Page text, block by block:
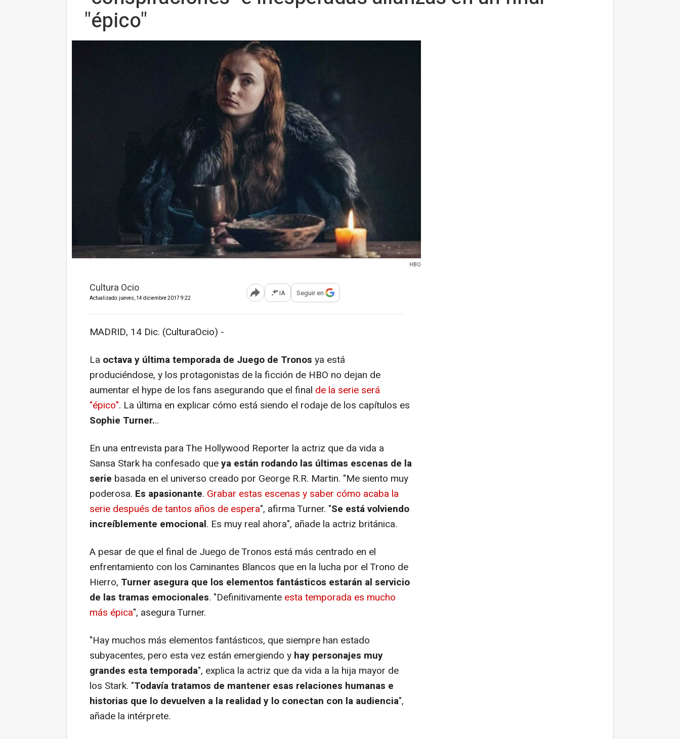
"épico"
HBO
Cultura Ocio
Actualizado: jueves, 14 diciembre 2017 9:22 Abrir opciones para compartir
IA Seguir en
MADRID, 14 Dic. (CulturaOcio) -
La octava y última temporada de Juego de Tronos ya está
produciéndose, y los protagonistas de la ficción de HBO no dejan de
aumentar el hype de los fans asegurando que el final de la serie será
"épico". La última en explicar cómo está siendo el rodaje de los capítulos es
Sophie Turner...
En una entrevista para The Hollywood Reporter la actriz que da vida a
Sansa Stark ha confesado queya están rodando las últimas escenas de la
serie basada en el universo creado por George R.R. Martin. "Me siento muy
poderosa. Es apasionante. Grabar estas escenas y saber cómo acaba la
serie después de tantos años de espera", afirma Turner. "Se está volviendo
increíblemente emocional. Es muy real ahora", añade la actriz británica.
A pesar de que el final de Juego de Tronos está más centrado en el
enfrentamiento con los Caminantes Blancos que en la lucha por el Trono de
Hierro, Turner asegura que los elementos fantásticos estarán al servicio
de las tramas emocionales. "Definitivamente esta temporada es mucho
más épica", asegura Turner.
"Hay muchos más elementos fantásticos, que siempre han estado
subyacentes, pero esta vez están emergiendo y hay personajes muy
grandes esta temporada", explica la actriz que da vida a la hija mayor de
los Stark. "Todavía tratamos de mantener esas relaciones humanas e
historias que lo devuelven a la realidad y lo conectan con la audiencia",
añade la intérprete.